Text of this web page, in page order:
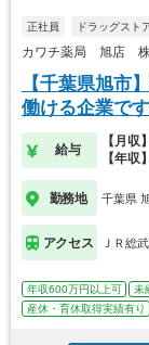
正社員 ドラッグスト
カワチ薬局 旭店 株
【千葉県旭市
働ける企業で
給与
【月
【年収
勤務地 千葉県
アクセス ＪＲ総
年収600万円以上可 未
産休・育休取得実績有り